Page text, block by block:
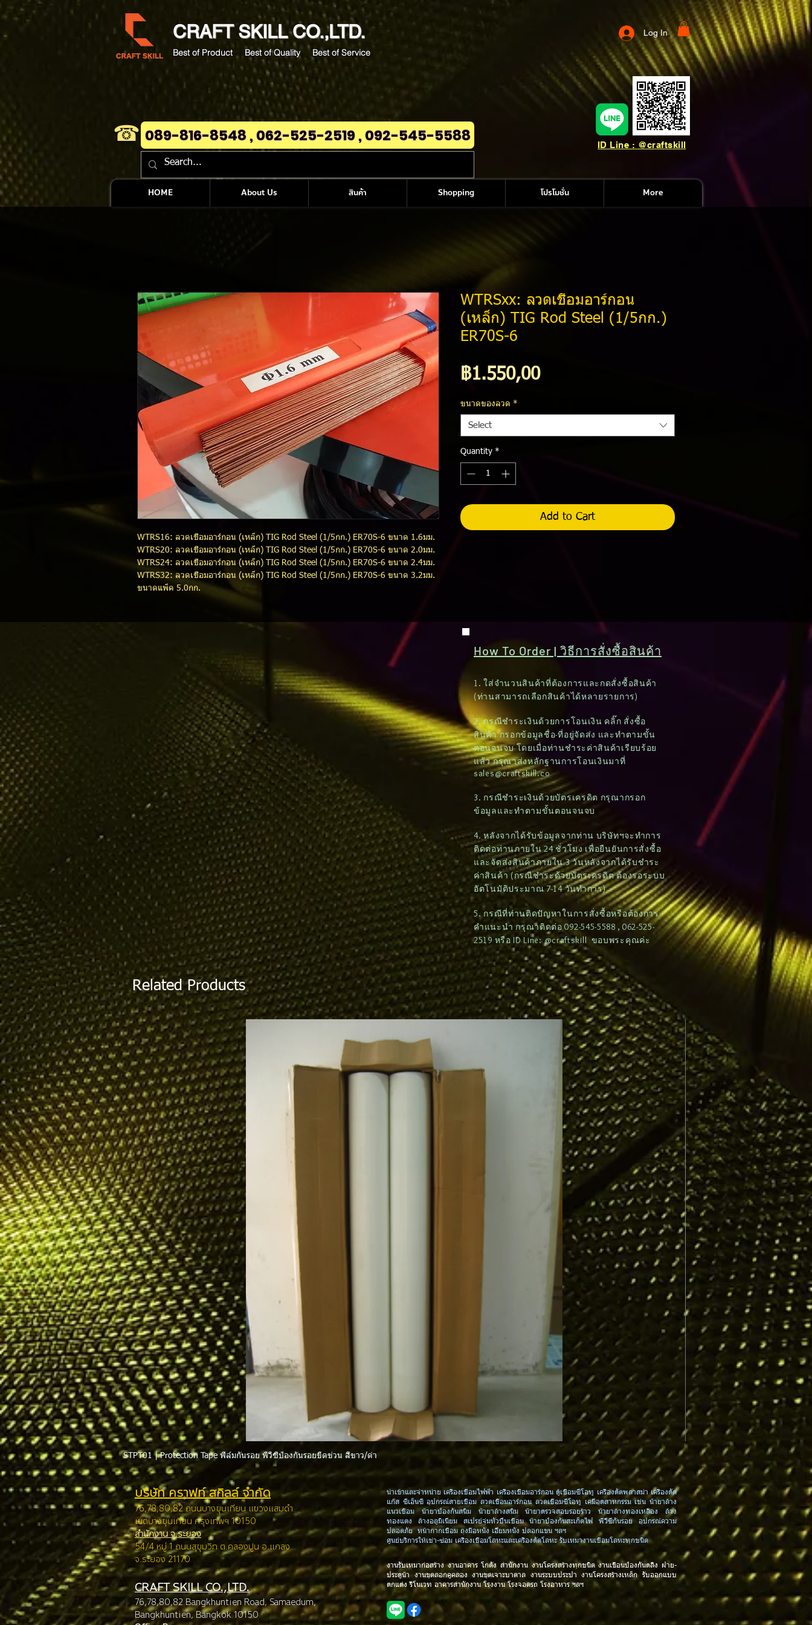
CRAFT SKILL CO.,LTD.
Best of Product Best of Quality Best of Service
Log In
☎ 089-816-8548 , 062-525-2519 , 092-545-5588 ID Line : @craftskill
HOME About Us สินค้า Shopping โปรโมชั่น More
WTRS16: ลวดเชื่อมอาร์กอน (เหล็ก) TIG Rod Steel (1/5กก.) ER70S-6 ขนาด 1.6มม.
WTRS20: ลวดเชื่อมอาร์กอน (เหล็ก) TIG Rod Steel (1/5กก.) ER70S-6 ขนาด 2.0มม.
WTRS24: ลวดเชื่อมอาร์กอน (เหล็ก) TIG Rod Steel (1/5กก.) ER70S-6 ขนาด 2.4มม.
WTRS32: ลวดเชื่อมอาร์กอน (เหล็ก) TIG Rod Steel (1/5กก.) ER70S-6 ขนาด 3.2มม.
ขนาดแพ็ค 5.0กก.
WTRSxx: ลวดเชื่อมอาร์กอน
(เหล็ก) TIG Rod Steel (1/5กก.)
ER70S-6
฿1.550,00Price
ขนาดของลวด *
Select
Quantity *
Add to Cart
How To Order | วิธีการสั่งซื้อสินค้า
1. ใส่จำนวนสินค้าที่ต้องการและกดสั่งซื้อสินค้า
(ท่านสามารถเลือกสินค้าได้หลายรายการ)
2. กรณีชำระเงินด้วยการโอนเงิน คลิ๊ก สั่งซื้อ
สินค้า กรอกข้อมูลชื่อ-ที่อยู่จัดส่ง และทำตามขั้น
ตอนจนจบ โดยเมื่อท่านชำระค่าสินค้าเรียบร้อย
แล้ว กรุณาส่งหลักฐานการโอนเงินมาที่
sales@craftskill.co
3. กรณีชำระเงินด้วยบัตรเครดิต กรุณากรอก
ข้อมูลและทำตามขั้นตอนจนจบ
4. หลังจากได้รับข้อมูลจากท่าน บริษัทฯจะทำการ
ติดต่อท่านภายใน 24 ชั่วโมง เพื่อยืนยันการสั่งซื้อ
และจัดส่งสินค้าภายใน 3 วันหลังจากได้รับชำระ
ค่าสินค้า (กรณีชำระด้วยบัตรเครดิต ต้องรอระบบ
อัตโนมัติประมาณ 7-14 วันทำการ)
5. กรณีที่ท่านติดปัญหาในการสั่งซื้อหรือต้องการ
คำแนะนำ กรุณาติดต่อ 092-545-5588 , 062-525-
2519 หรือ ID Line: @craftskill ขอบพระคุณค่ะ
Related Products
STPT01 | Protection Tape ฟิล์มกันรอย พีวีซีป้องกันรอยขีดข่วน สีขาว/ดำ MPCTxx : Contact Tip 0.6-0.8-
บริษัท คราฟท์ สกิลล์ จำกัด
76,78,80,82 ถนนบางขุนเทียน แขวงแสมดำ
เขตบางขุนเทียน กรุงเทพฯ 10150
สำนักงาน จ.ระยอง
54/4 หมู่ 1 ถนนสุขุมวิท ต.คลองปูน อ.แกลง
จ.ระยอง 21170
CRAFT SKILL CO.,LTD.
76,78,80,82 Bangkhuntien Road, Samaedum,
Bangkhuntien, Bangkok 10150
นำเข้าและจำหน่าย เครื่องเชื่อมไฟฟ้า เครื่องเชื่อมอาร์กอน ตู้เชื่อมซีโอทู เครื่องตัดพลาสม่า เครื่องตัด
แก๊ส ซีเอ็นซี อุปกรณ์สายเชื่อม ลวดเชื่อมอาร์กอน ลวดเชื่อมซีโอทู เคมีอุตสาหกรรม เช่น น้ำยาล้าง
แนวเชื่อม น้ำยาป้องกันสนิม น้ำยาล้างสนิม น้ำยาตรวจสอบรอยร้าว น้ำยาล้างทองเหลือง ล้าง
ทองแดง ล้างอลูมิเนียม สเปรย์จุ่มหัวปืนเชื่อม น้ำยาป้องกันสะเก็ดไฟ พีวีซีกันรอย อุปกรณ์ความ
ปลอดภัย หน้ากากเชื่อม ถุงมือหนัง เอี๊ยมหนัง ปลอกแขน ฯลฯ
ศูนย์บริการให้เช่า-ซ่อม เครื่องเชื่อมโลหะและเครื่องตัดโลหะ รับเหมางานเชื่อมโลหะทุกชนิด
งานรับเหมาก่อสร้าง งานอาคาร โกดัง สำนักงาน งานโครงสร้างทุกชนิดงานเขื่อนป้องกันตลิ่ง ฝาย-
ประตูน้ำ งานขุดลอกคูคลอง งานขุดเจาะบาดาล งานระบบประปา งานโครงสร้างเหล็ก รับออกแบบ
ตกแต่ง รีโนเวท อาคารสำนักงาน โรงงาน โรงจอดรถ โรงอาหาร ฯลฯ